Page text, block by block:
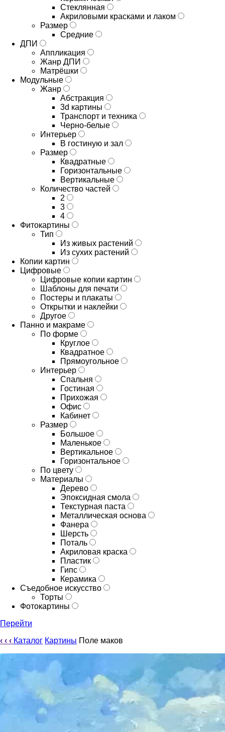
Стеклянная
Акриловыми красками и лаком
Размер
Средние
ДПИ
Аппликация
Жанр ДПИ
Матрёшки
Модульные
Жанр
Абстракция
3d картины
Транспорт и техника
Черно-белые
Интерьер
В гостиную и зал
Размер
Квадратные
Горизонтальные
Вертикальные
Количество частей
2
3
4
Фитокартины
Тип
Из живых растений
Из сухих растений
Копии картин
Цифровые
Цифровые копии картин
Шаблоны для печати
Постеры и плакаты
Открытки и наклейки
Другое
Панно и макраме
По форме
Круглое
Квадратное
Прямоугольное
Интерьер
Спальня
Гостиная
Прихожая
Офис
Кабинет
Размер
Большое
Маленькое
Вертикальное
Горизонтальное
По цвету
Материалы
Дерево
Эпоксидная смола
Текстурная паста
Металлическая основа
Фанера
Шерсть
Поталь
Акриловая краска
Пластик
Гипс
Керамика
Съедобное искусство
Торты
Фотокартины
Перейти
‹ ‹ ‹ Каталог Картины Поле маков